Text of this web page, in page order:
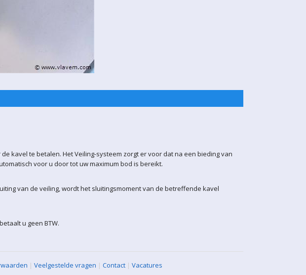
kavel te betalen. Het Veiling-systeem zorgt er voor dat na een bieding van
voor u door tot uw maximum bod is bereikt.
van de veiling, wordt het sluitingsmoment van de betreffende kavel
u geen BTW.
| Veelgestelde vragen | Contact | Vacatures